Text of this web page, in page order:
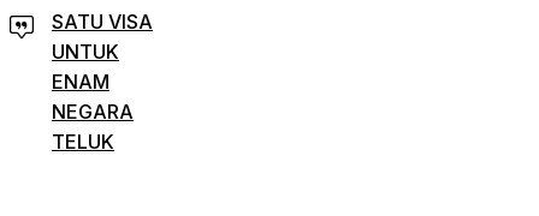
SATU VISA
UNTUK
ENAM
NEGARA
TELUK